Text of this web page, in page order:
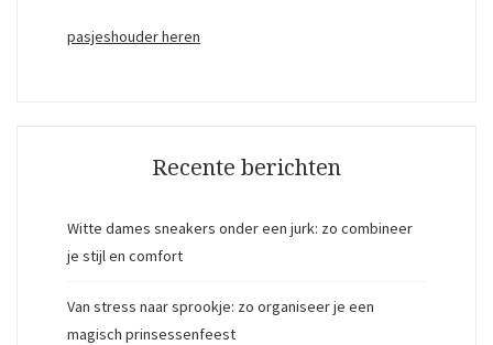
pasjeshouder heren
Recente berichten
Witte dames sneakers onder een jurk: zo combineer
je stijl en comfort
Van stress naar sprookje: zo organiseer je een
magisch prinsessenfeest